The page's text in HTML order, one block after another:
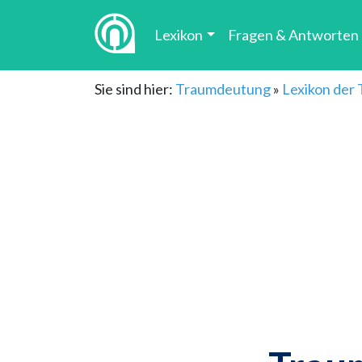
Lexikon Fragen & Antworten
Sie sind hier: Traumdeutung» Lexikon der